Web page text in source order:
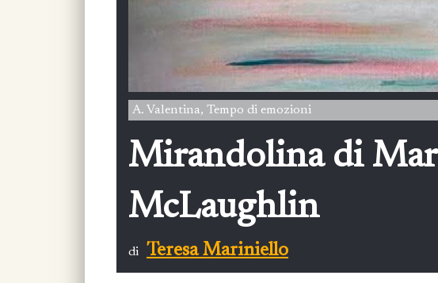
A. Valentina, Tempo di emozioni
Mirandolina di
McLaughlin
di Teresa Mariniello